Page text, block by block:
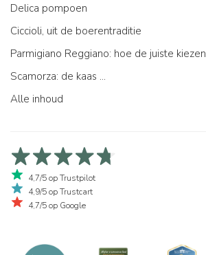
Delica pompoen
Ciccioli, uit de boerentraditie
Parmigiano Reggiano: hoe de juiste kiezen
Scamorza: de kaas ...
Alle inhoud
4,7/5 op Trustpilot
4,9/5 op Trustcart
4,7/5 op Google